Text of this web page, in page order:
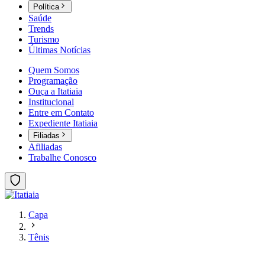
Política
Saúde
Trends
Turismo
Últimas Notícias
Quem Somos
Programação
Ouça a Itatiaia
Institucional
Entre em Contato
Expediente Itatiaia
Filiadas
Afiliadas
Trabalhe Conosco
Capa
Tênis